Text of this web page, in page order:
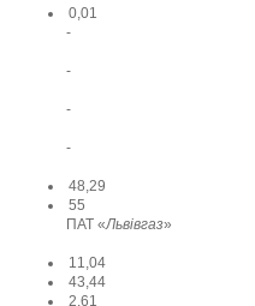
0,01
-
-
-
-
48,29
55
ПАТ «Львівгаз»
11,04
43,44
2,61